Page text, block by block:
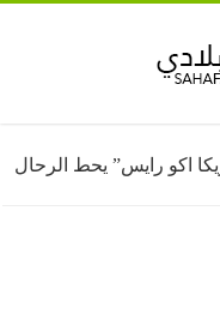
رايس” يحط الرحال